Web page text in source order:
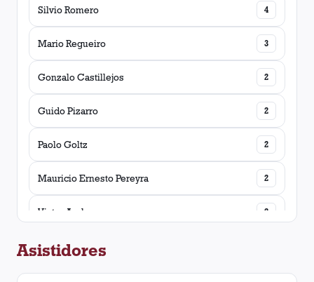
Silvio Romero 4
Mario Regueiro 3
Gonzalo Castillejos 2
Guido Pizarro 2
Paolo Goltz 2
Mauricio Ernesto Pereyra 2
Victor Ayala 2
Diego Valeri
Asistidores